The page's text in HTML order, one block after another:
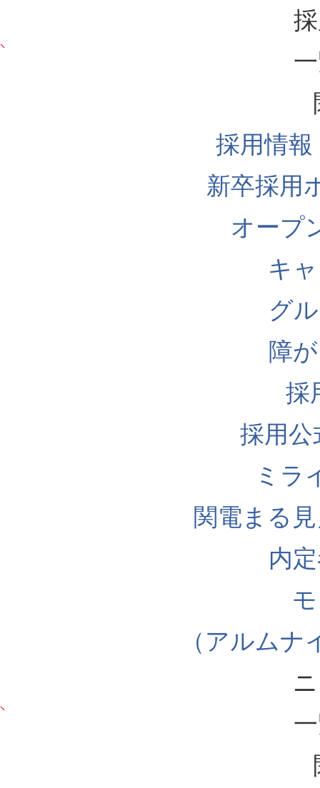
採用情
新卒採用
オープ
キ
グ
障
採
採用公
ミラ
関電まる
内
（アルム